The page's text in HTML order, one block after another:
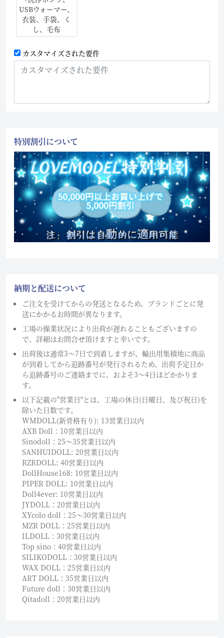
USBウォーマー、
衣装、手袋、く
し、毛布
カスタマイズされた要件
特別割引について
納期と配送について
ご注文を受けてからの発送となるため、ブランドごとに発
送にかかるお時間が異なります。
工場の操業状況により出荷が遅れることもございますの
で、詳細はお問合せ頂けますと幸いです。
出荷後は通常3～7日で到着しますが、輸出用集積地に商品
が到着してから追跡番号が発行されるため、出荷予定日か
ら追跡番号のご連絡までに、およそ3〜4日ほどかかりま
す。
以下記載の"営業日"とは、工場の休日(日曜日、及び祝日)を
除いた日数です。
WMDOLL(新骨格有り): 13営業日以内
AXB Doll：10営業日以内
Sinodoll：25〜35営業日以内
SANHUIDOLL: 20営業日以内
RZRDOLL: 40営業日以内
DollHouse168: 10営業日以内
PIPER DOLL: 10営業日以内
Doll4ever: 10営業日以内
JYDOLL：20営業日以内
XYcolo doll：25〜30営業日以内
MZR DOLL：25営業日以内
ILDOLL：30営業日以内
Top sino：40営業日以内
SILIKODOLL：30営業日以内
WAX DOLL：25営業日以内
ART DOLL：35営業日以内
Future doll：30営業日以内
Qitadoll：20営業日以内